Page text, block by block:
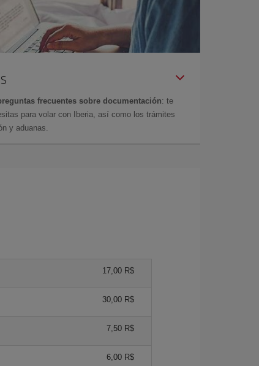
frecuentes sobre documentación: te
para volar con Iberia, así como los trámites
y aduanas.
17,00 R$
30,00 R$
7,50 R$
6,00 R$